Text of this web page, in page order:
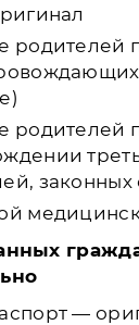
родителей
родителей
законных
—